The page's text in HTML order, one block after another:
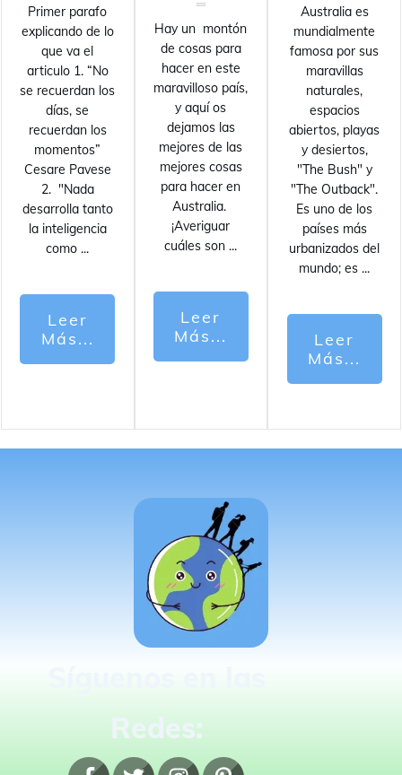
Primer parafo
explicando de lo
que va el
articulo 1. “No
se recuerdan los
días, se
recuerdan los
momentos”
Cesare Pavese
2. "Nada
desarrolla tanto
la inteligencia
como ...
Leer
Más...
Hay un montón
de cosas para
hacer en este
maravilloso país,
y aquí os
dejamos las
mejores de las
mejores cosas
para hacer en
Australia.
¡Averiguar
cuáles son ...
Leer
Más...
Australia es
mundialmente
famosa por sus
maravillas
naturales,
espacios
abiertos, playas
y desiertos,
"The Bush" y
"The Outback".
Es uno de los
países más
urbanizados del
mundo; es ...
Leer
Más...
Redes: